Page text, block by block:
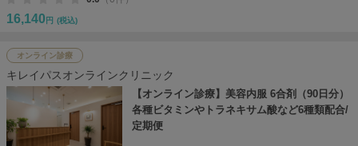
16,140 円 (税込)
オンライン診療
キレイパスオンラインクリニック
【オンライン診療】美容内服 6合剤（90日分）
各種ビタミンやトラネキサム酸など6種類配合/
定期便